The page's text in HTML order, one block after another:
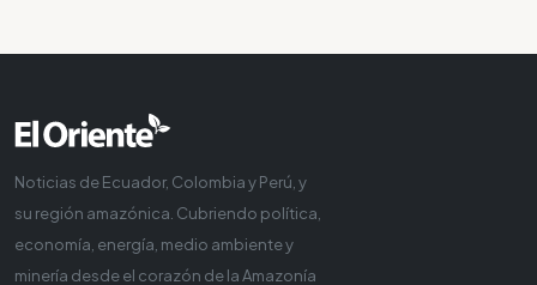
Noticias de Ecuador, Colombia y Perú, y
su región amazónica. Cubriendo política,
economía, energía, medio ambiente y
minería desde el corazón de la Amazonía